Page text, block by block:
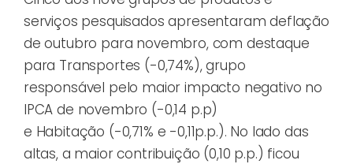
serviços pesquisados apresentaram deflação
de outubro para novembro, com destaque
para Transportes (-0,74%), grupo
responsável pelo maior impacto negativo no
IPCA de novembro (-0,14 p.p)
e Habitação (-0,71% e -0,11p.p.). No lado das
altas, a maior contribuição (0,10 p.p.) ficou